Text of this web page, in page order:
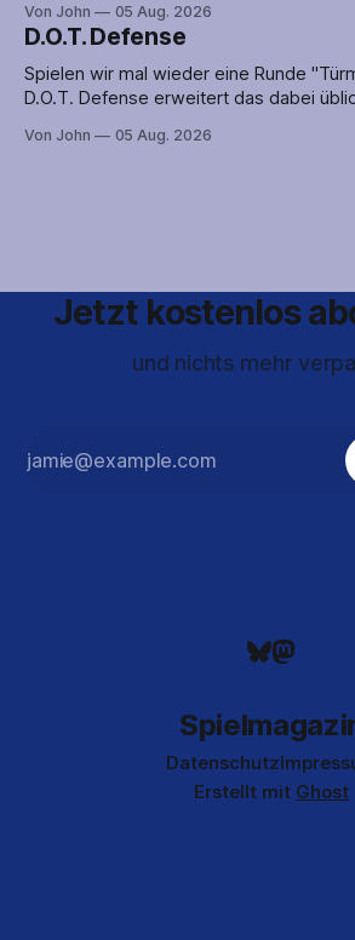
greifen auch aktiv in das Geschehen
Metzger-Ausbildung an den Feind bringen. Nun könnte
genau das dafür sorgen, dass die
Von John 05 Aug. 2026
D.O.T. Defense
Spielen wir mal wieder eine Runde
D.O.T. Defense erweitert das dabei
gibt. So ist selten klar, aus welcher
Von John 05 Aug. 2026
Jetzt kostenlos
und nichts mehr
Datenschutz
Erstellt mit Ghost